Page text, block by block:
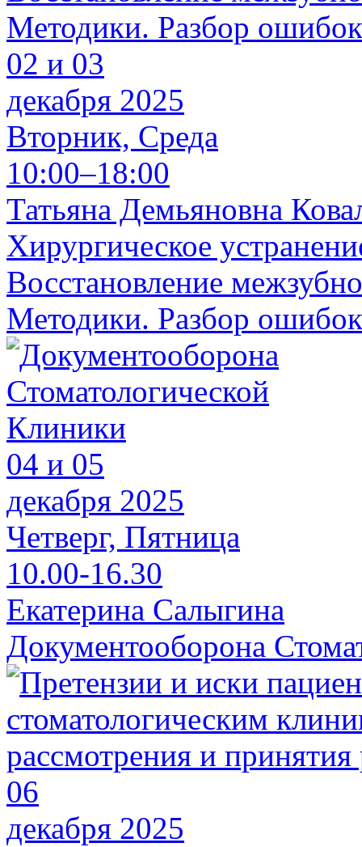
02 и 03
декабря 2025
Вторник, Среда
10:00–18:00
Татьяна Демьяновна
Хирургическое
Восстановление
Методики. Разбор
04 и 05
декабря 2025
Четверг, Пятница
10.00-16.30
Екатерина Салыгина
Документооборона
06
декабря 2025